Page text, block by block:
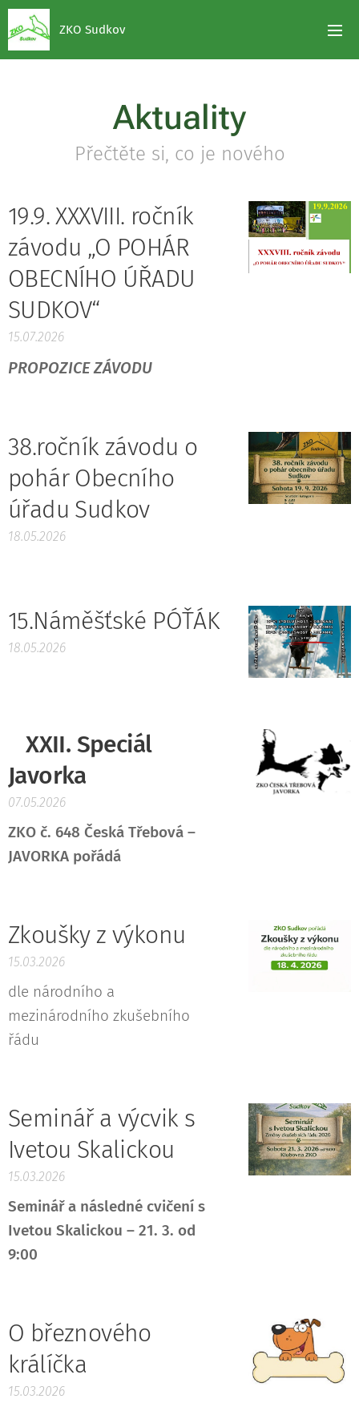
ZKO Sudkov
Aktuality
Přečtěte si, co je nového
19.9. XXXVIII. ročník
závodu „O POHÁR
OBECNÍHO ÚŘADU
SUDKOV“
15.07.2026
PROPOZICE ZÁVODU
38.ročník závodu o
pohár Obecního
úřadu Sudkov
18.05.2026
15.Náměšťské PÓŤÁK
18.05.2026
XXII. Speciál
Javorka
07.05.2026
ZKO č. 648 Česká Třebová –
JAVORKA pořádá
Zkoušky z výkonu
15.03.2026
dle národního a
mezinárodního zkušebního
řádu
Seminář a výcvik s
Ivetou Skalickou
15.03.2026
Seminář a následné cvičení s
Ivetou Skalickou – 21. 3. od
9:00
O březnového
králíčka
15.03.2026